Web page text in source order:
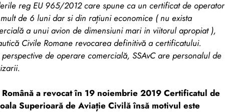
reg EU 965/2012 care spune ca un certificat de operator
de 6 luni dar si din rațiuni economice ( nu exista
a unui avion de dimensiuni mari in viitorul apropiat ),
Civile Romane revocarea definitivă a certificatului.
de operare comercială, SSAvC are personalul de
a revocat în 19 noiembrie 2019 Certificatul de
Superioară de Aviație Civilă însă motivul este